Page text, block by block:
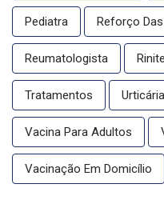
Pediatra Reforço
Reumatologista Rinite
Tratamentos Urticária
Vacina Para Adultos
Vacinação Em Domicílio